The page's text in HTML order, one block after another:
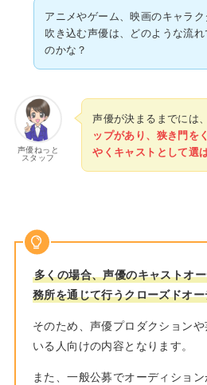
アニメやゲーム、映画のキャラ
吹き込む声優は、どのような流
のかな？
声優ねっと
スタッフ
声優が決まるまでには、
ップがあり、狭き門を
やくキャストとして選
多くの場合、声優のキャストオ
務所を通じて行うクローズドオ
そのため、声優プロダクション
いる人向けの内容となります。
また、一般公募でオーディショ